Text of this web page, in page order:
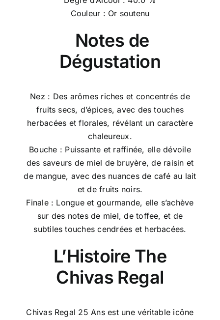
Couleur : Or soutenu
Notes de
Dégustation
Nez : Des arômes riches et concentrés de
fruits secs, d’épices, avec des touches
herbacées et florales, révélant un caractère
chaleureux.
Bouche : Puissante et raffinée, elle dévoile
des saveurs de miel de bruyère, de raisin et
de mangue, avec des nuances de café au lait
et de fruits noirs.
Finale : Longue et gourmande, elle s’achève
sur des notes de miel, de toffee, et de
subtiles touches cendrées et herbacées.
L’Histoire The
Chivas Regal
Chivas Regal 25 Ans est une véritable icône